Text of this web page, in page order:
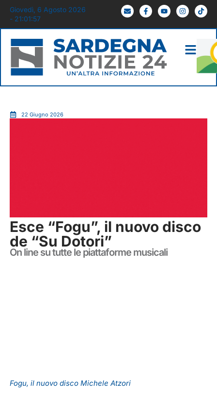
Giovedì, 6 Agosto 2026
- 21:01:58
22 Giugno 2026
Esce “Fogu”, il nuovo disco
de “Su Dotori”
On line su tutte le piattaforme musicali
Fogu, il nuovo disco Michele Atzori